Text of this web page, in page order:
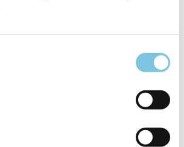
ESPERA:
Ciclódromo Marco Pantani
– Vive la elegancia del
Romaña
– Aventúrate por senderos